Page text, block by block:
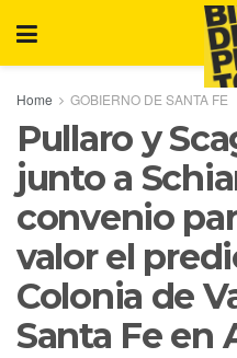
Home GOBIERNO DE SANTA FE
Pullaro y
junto a
convenio
valor el
Colonia de
Santa Fe en